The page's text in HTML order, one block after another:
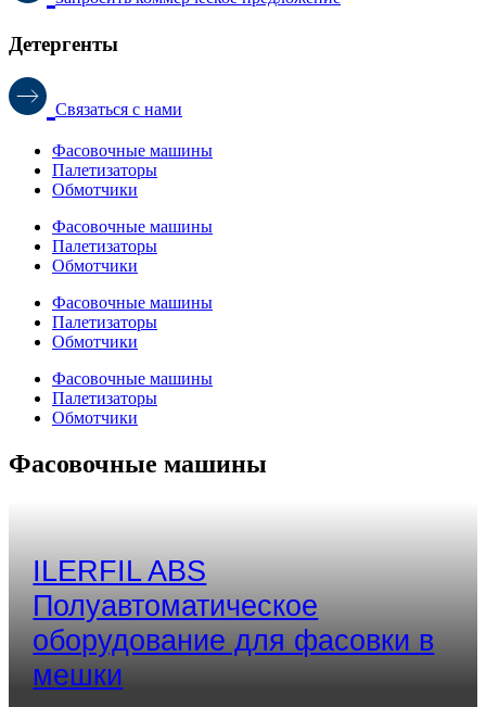
Детергенты
Связаться с нами
Фасовочные машины
Палетизаторы
Обмотчики
Фасовочные машины
Палетизаторы
Обмотчики
Фасовочные машины
Палетизаторы
Обмотчики
Фасовочные машины
Палетизаторы
Обмотчики
Фасовочные машины
ILERFIL ABS
Полуавтоматическое
оборудование для фасовки в
мешки